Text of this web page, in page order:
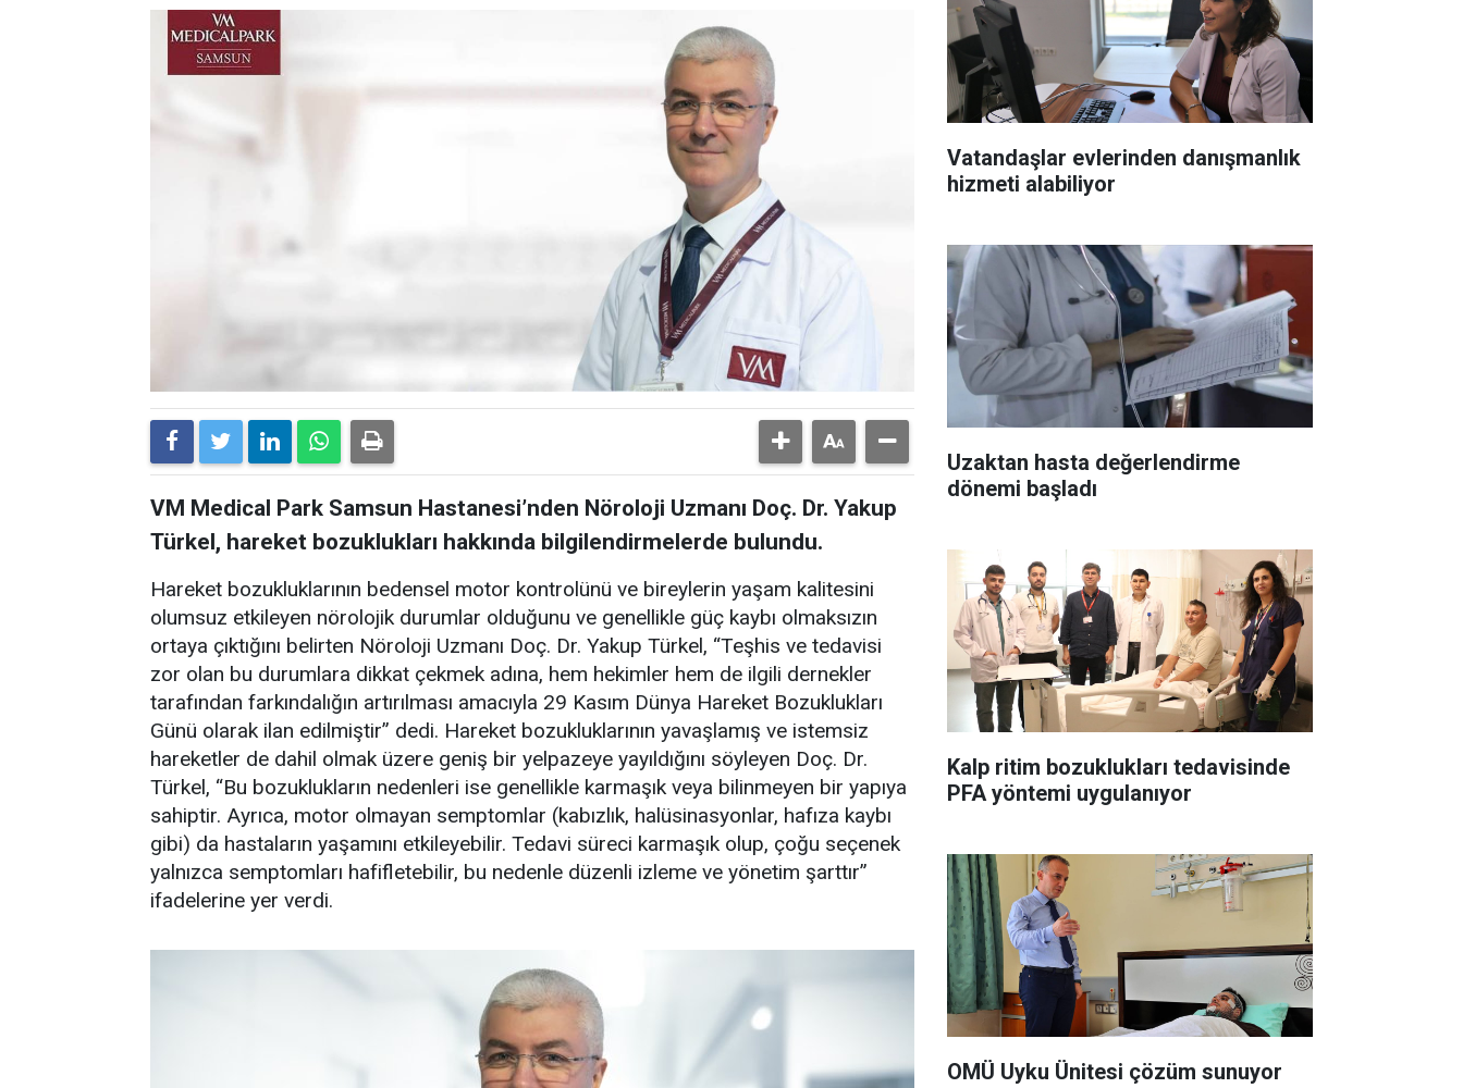
VM Medical Park Samsun Hastanesi’nden Nöroloji Uzmanı Doç. Dr. Yakup
Türkel, hareket bozuklukları hakkında bilgilendirmelerde bulundu.
Hareket bozukluklarının bedensel motor kontrolünü ve bireylerin yaşam kalitesini
olumsuz etkileyen nörolojik durumlar olduğunu ve genellikle güç kaybı olmaksızın
ortaya çıktığını belirten Nöroloji Uzmanı Doç. Dr. Yakup Türkel, “Teşhis ve tedavisi
zor olan bu durumlara dikkat çekmek adına, hem hekimler hem de ilgili dernekler
tarafından farkındalığın artırılması amacıyla 29 Kasım Dünya Hareket Bozuklukları
Günü olarak ilan edilmiştir” dedi. Hareket bozukluklarının yavaşlamış ve istemsiz
hareketler de dahil olmak üzere geniş bir yelpazeye yayıldığını söyleyen Doç. Dr.
Türkel, “Bu bozuklukların nedenleri ise genellikle karmaşık veya bilinmeyen bir yapıya
sahiptir. Ayrıca, motor olmayan semptomlar (kabızlık, halüsinasyonlar, hafıza kaybı
gibi) da hastaların yaşamını etkileyebilir. Tedavi süreci karmaşık olup, çoğu seçenek
yalnızca semptomları hafifletebilir, bu nedenle düzenli izleme ve yönetim şarttır”
ifadelerine yer verdi.
Vatandaşlar evlerinden danışmanlık
hizmeti alabiliyor
Uzaktan hasta değerlendirme
dönemi başladı
Kalp ritim bozuklukları tedavisinde
PFA yöntemi uygulanıyor
OMÜ Uyku Ünitesi çözüm sunuyor